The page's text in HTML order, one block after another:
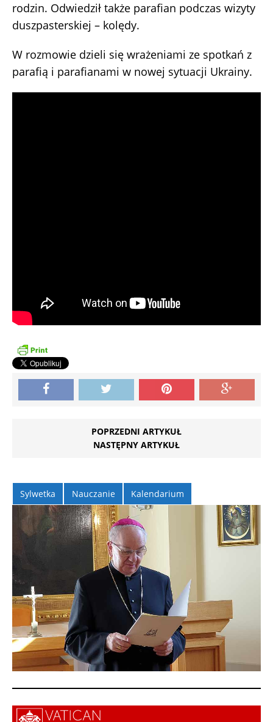
rodzin. Odwiedził także parafian podczas wizyty
duszpasterskiej – kolędy.
W rozmowie dzieli się wrażeniami ze spotkań z
parafią i parafianami w nowej sytuacji Ukrainy.
POPRZEDNI ARTYKUŁ
NASTĘPNY ARTYKUŁ
Sylwetka Nauczanie Kalendarium